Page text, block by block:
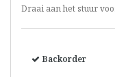
Draai aan het stuur
Backorder